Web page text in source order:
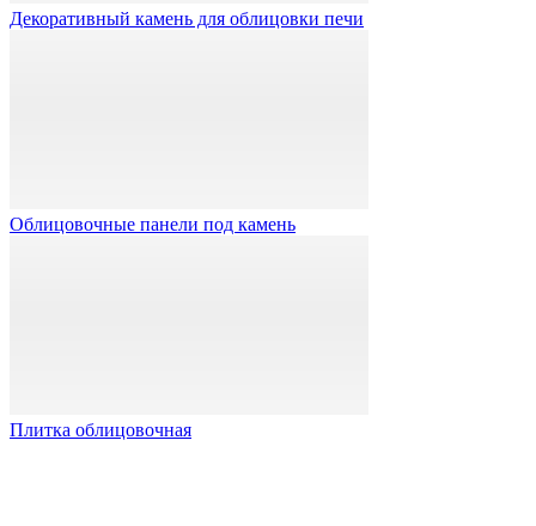
Декоративный камень для облицовки печи
Облицовочные панели под камень
Плитка облицовочная